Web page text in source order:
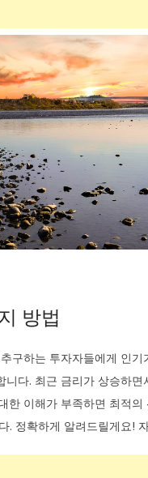
방법
구하는 투자자들에게 인
다. 최근 금리가 상승하
한 이해가 부족하면 최적
. 정확하게 알려드릴게요!